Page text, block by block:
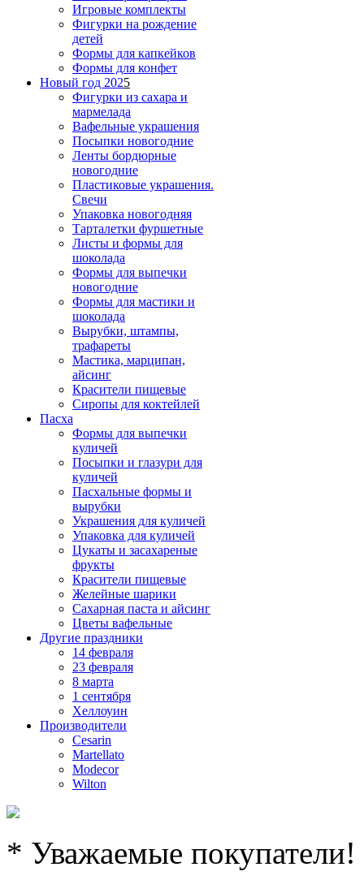
Игровые комплекты
Фигурки на рождение
детей
Формы для капкейков
Формы для конфет
Новый год 2025
Фигурки из сахара и
мармелада
Вафельные украшения
Посыпки новогодние
Ленты бордюрные
новогодние
Пластиковые украшения.
Свечи
Упаковка новогодняя
Тарталетки фуршетные
Листы и формы для
шоколада
Формы для выпечки
новогодние
Формы для мастики и
шоколада
Вырубки, штампы,
трафареты
Мастика, марципан,
айсинг
Красители пищевые
Сиропы для коктейлей
Пасха
Формы для выпечки
куличей
Посыпки и глазури для
куличей
Пасхальные формы и
вырубки
Украшения для куличей
Упаковка для куличей
Цукаты и засахареные
фрукты
Красители пищевые
Желейные шарики
Сахарная паста и айсинг
Цветы вафельные
Другие праздники
14 февраля
23 февраля
8 марта
1 сентября
Хеллоуин
Производители
Cesarin
Martellato
Modecor
Wilton
* Уважаемые покупатели!